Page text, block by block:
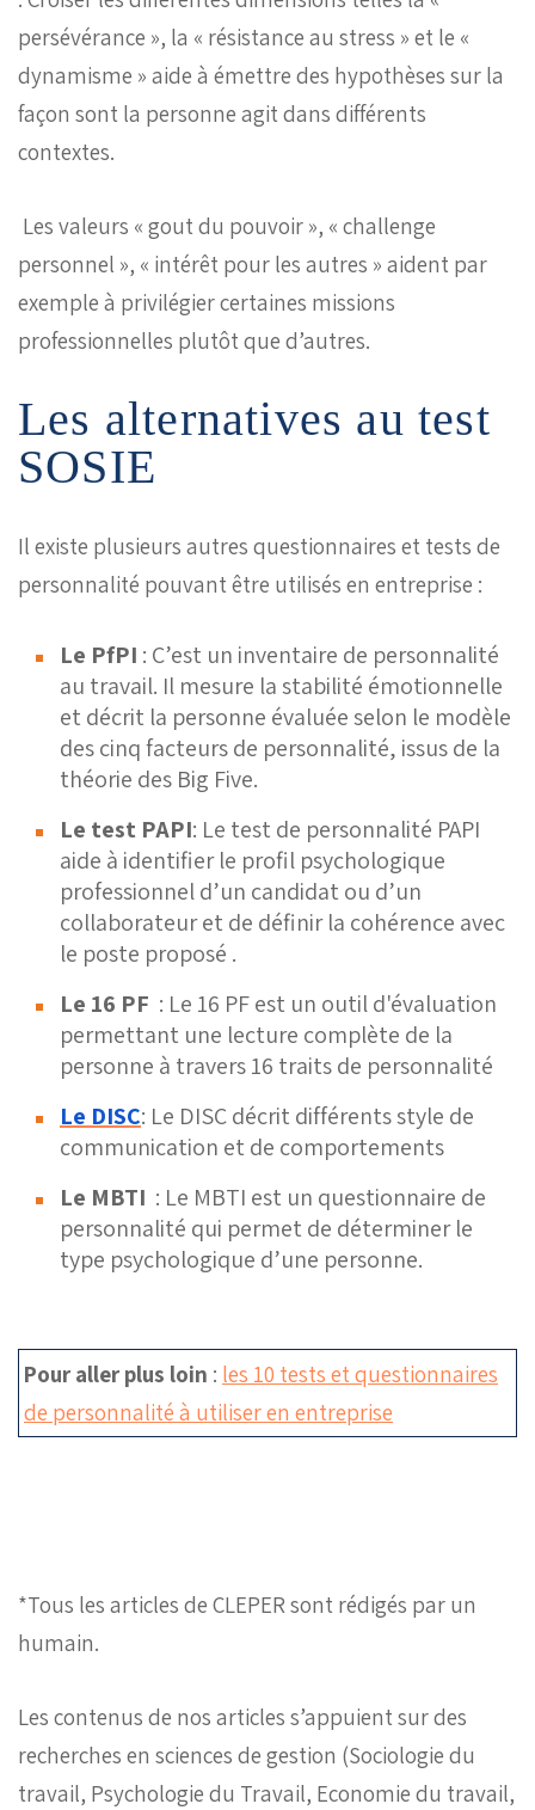
persévérance », la « résistance au stress » et le «
dynamisme » aide à émettre des hypothèses sur la
façon sont la personne agit dans différents
contextes.
Les valeurs « gout du pouvoir », « challenge
personnel », « intérêt pour les autres » aident par
exemple à privilégier certaines missions
professionnelles plutôt que d’autres.
Les alternatives au test
SOSIE
Il existe plusieurs autres questionnaires et tests de
personnalité pouvant être utilisés en entreprise :
Le PfPI : C’est un inventaire de personnalité
au travail. Il mesure la stabilité émotionnelle
et décrit la personne évaluée selon le modèle
des cinq facteurs de personnalité, issusde la
théorie des Big Five.
Le test PAPI: Le test de personnalité PAPI
aide à identifier le profil psychologique
professionnel d’un candidat ou d’un
collaborateur et de définir la cohérence avec
le poste proposé .
Le 16 PF : Le 16 PF est un outil d'évaluation
permettant une lecture complète de la
personne à travers 16 traits de personnalité
Le DISC: Le DISC décrit différents style de
communication et de comportements
Le MBTI : Le MBTI est un questionnaire de
personnalité qui permet de déterminerle
type psychologique d’une personne.
Pour aller plus loin : les 10 tests et questionnaires
de personnalité à utiliser en entreprise
*Tous les articles de CLEPER sont rédigés par un
humain.
Les contenus de nos articles s’appuient sur des
recherches en sciences de gestion (Sociologie du
travail, Psychologie du Travail, Economie du travail,